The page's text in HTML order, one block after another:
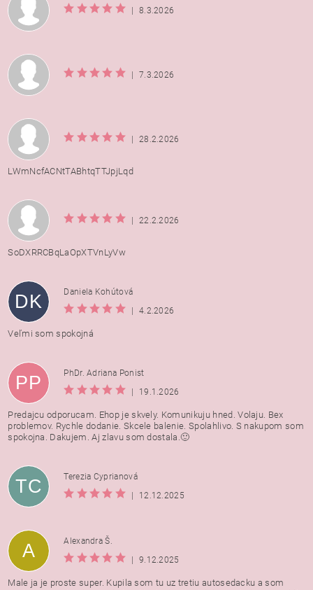
| 8.3.2026
| 7.3.2026
| 28.2.2026
LWmNcfACNtTABhtqTTJpjLqd
| 22.2.2026
SoDXRRCBqLaOpXTVnLyVw
DK
Daniela Kohútová
|
4.2.2026
Veľmi som spokojná
PP
PhDr. Adriana Ponist
|
19.1.2026
Predajcu odporucam. Ehop je skvely. Komunikuju hned. Volaju. Bex
problemov. Rychle dodanie. Skcele balenie. Spolahlivo. S nakupom som
spokojna. Dakujem. Aj zlavu som dostala.🙂
TC
Terezia Cyprianová
|
12.12.2025
A
Alexandra Š.
|
9.12.2025
Male ja je proste super. Kupila som tu uz tretiu autosedacku a som